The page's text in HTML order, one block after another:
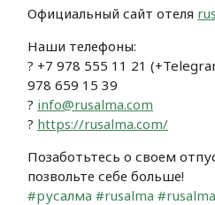
Официальный сайт отеля
Наши телефоны:
? +7 978 555 11 21
978 659 15 39
? info@rusalma.com
? https://rusalma.com/
Позаботьтесь о своем
позвольте себе больше!
#русалма #rusalma